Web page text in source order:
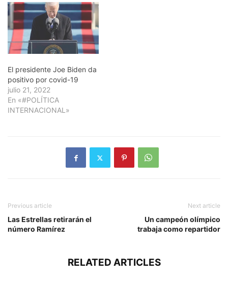
El presidente Joe Biden da
positivo por covid-19
julio 21, 2022
En «#POLÍTICA
INTERNACIONAL»
Previous article
Las Estrellas retirarán el
número Ramírez
Next article
Un campeón olímpico
trabaja como repartidor
RELATED ARTICLES